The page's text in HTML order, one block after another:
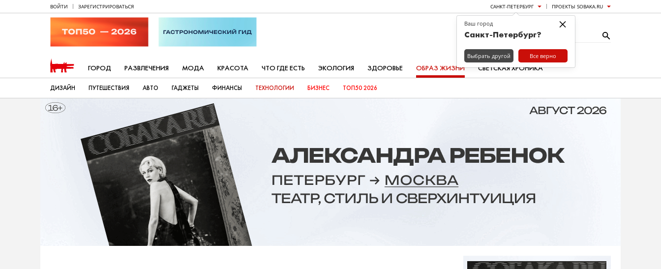
ВОЙТИ ЗАРЕГИСТРИРОВАТЬСЯ САНКТ-ПЕТЕРБУРГ ПРОЕКТЫ SOBAKA.RU
ГОРОД РАЗВЛЕЧЕНИЯ МОДА КРАСОТА ЧТО ГДЕ ЕСТЬ ЭКОЛОГИЯ ЗДОРОВЬЕ ОБРАЗ ЖИЗНИ СВЕТСКАЯ ХРОНИКА
ДИЗАЙН ПУТЕШЕСТВИЯ АВТО ГАДЖЕТЫ ФИНАНСЫ ТЕХНОЛОГИИ БИЗНЕС ТОП50 2026
×
Ваш город
Санкт-Петербург?
Выбрать другой Все верно